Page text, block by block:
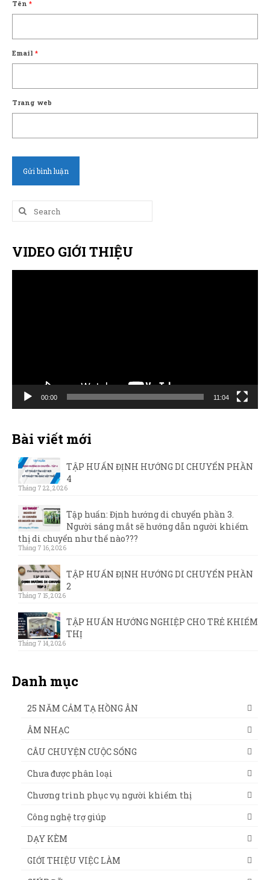
Tên *
Email *
Trang web
Search
for:
VIDEO GIỚI THIỆU
00:00 11:04
Bài viết mới
TẬP HUẤN ĐỊNH HƯỚNG DI CHUYỂN PHẦN
4
Tháng 7 22, 2026
Tập huấn: Định hướng di chuyển phần 3.
Người sáng mắt sẽ hướng dẫn người khiếm
thị di chuyển như thế nào???
Tháng 7 16, 2026
TẬP HUẤN ĐỊNH HƯỚNG DI CHUYỂN PHẦN
2
Tháng 7 15, 2026
TẬP HUẤN HƯỚNG NGHIỆP CHO TRẺ KHIẾM
THỊ
Tháng 7 14, 2026
Danh mục
25 NĂM CẢM TẠ HỒNG ÂN
ÂM NHẠC
CÂU CHUYỆN CUỘC SỐNG
Chưa được phân loại
Chương trình phục vụ người khiếm thị
Công nghệ trợ giúp
DẠY KÈM
GIỚI THIỆU VIỆC LÀM